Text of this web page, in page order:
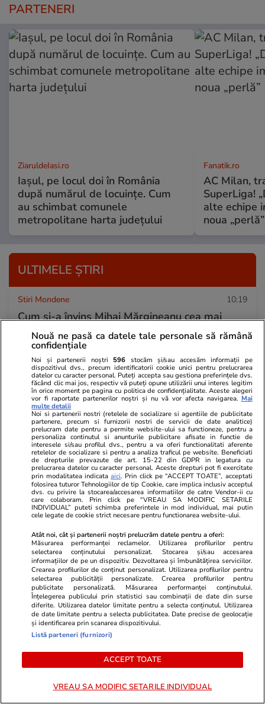
PARTENERI
ZiaruldeIasi.ro
Iașul, pe locul doi în România
după numărul de locuințe. Cum
au schimbat comunele
metropolitane harta județului
Fanatik.ro
AC Milan,
SuperLiga!
alte echipe
noua „perlă”
ULTIMELE ȘTIRI
Stiri Mondene 10:19
Cum și-a învins Mihai Mărgineanu cea mai
mare frică: „A fost mai plăcut decât să-mi
dezvolt bicepșii făcând cruci”
Știri Externe 10:15
Un șofer prins cu 128 km/h peste limita legală
riscă 6 luni de închisoare, o amendă 600 de
euro și până la 4 ani fără permis, în Spania
Stiri Mondene 10:15
Simona Gherghe, vacanță de vis în Grecia
alături de familie. Imagini din locul de care s-a
Știri România 10:00
Adrian Igrișan, solistul trupei Cargo: „Eu respir
rock. Ducem viața pe care o iubim datorită
oamenilor care vin să ne vadă și care ne
cumpără muzica și biletele la concerte“
Citește mai multe
Nouă ne pasă ca datele tale personale să rămână
confidențiale
Noi și partenerii noștri 596 stocăm și/sau accesăm informații pe
dispozitivul dvs., precum identificatorii cookie unici pentru prelucrarea
datelor cu caracter personal. Puteți accepta sau gestiona preferințele dvs.
făcând clic mai jos, respectiv vă puteți opune utilizării unui interes legitim
în orice moment pe pagina cu politica de confidențialitate. Aceste alegeri
vor fi raportate partenerilor noștri și nu vă vor afecta navigarea. Mai
multe detalii
Noi si partenerii nostri (retelele de socializare si agentiile de publicitate
partenere, precum si furnizorii nostri de servicii de date analitice)
prelucram date pentru a permite website-ului sa functioneze, pentru a
personaliza continutul si anunturile publicitare afisate in functie de
interesele si/sau profilul dvs., pentru a va oferi functionalitati aferente
retelelor de socializare si pentru a analiza traficul pe website. Beneficiati
de drepturile prevazute de art. 15-22 din GDPR in legatura cu
prelucrarea datelor cu caracter personal. Aceste drepturi pot fi exercitate
prin modalitatea indicataaici. Prin click pe “ACCEPT TOATE”, acceptati
folosirea tuturor Tehnologiilor de tip Cookie, care implica inclusiv acceptul
dvs. cu privire la stocarea/accesarea informatiilor de catre Vendor-ii cu
care colaboram. Prin click pe “VREAU SA MODIFIC SETARILE
INDIVIDUAL” puteti schimba preferintele in mod individual, mai putin
cele legate de cookie strict necesare pentru functionarea website-ului.
Atât noi, cât și partenerii noștri prelucrăm datele pentru a oferi:
Măsurarea performanței reclamelor. Utilizarea profilurilor pentru
selectarea conținutului personalizat. Stocarea și/sau accesarea
informațiilor de pe un dispozitiv. Dezvoltarea și îmbunătățirea serviciilor.
Crearea profilurilor de conținut personalizat. Utilizarea profilurilor pentru
selectarea publicității personalizate. Crearea profilurilor pentru
publicitate personalizată. Măsurarea performanței conținutului.
Înțelegerea publicului prin statistici sau combinații de date din surse
diferite. Utilizarea datelor limitate pentru a selecta conținutul. Utilizarea
de date limitate pentru a selecta publicitatea. Date precise de geolocație
și identificarea prin scanarea dispozitivului.
Listă parteneri (furnizori)
ACCEPT TOATE
VREAU SA MODIFIC SETARILE INDIVIDUAL